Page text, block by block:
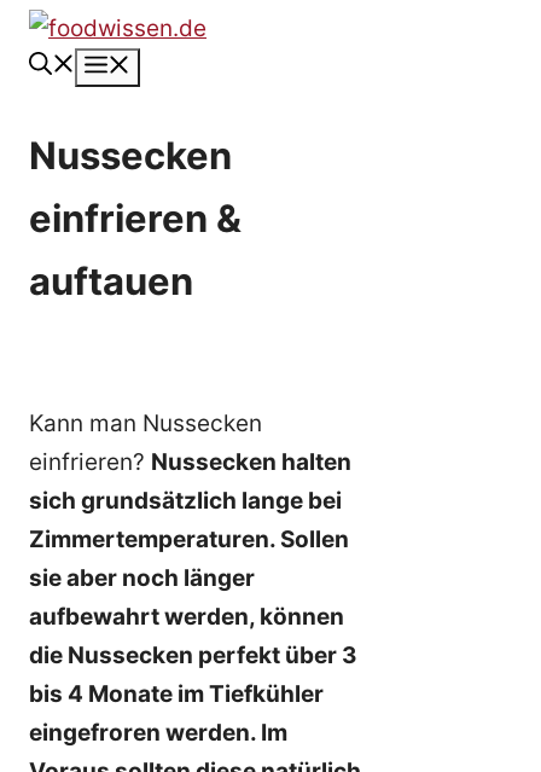
Zum
Inhalt
Nussecken
einfrieren &
auftauen
Kann man Nussecken
einfrieren? Nussecken halten
sich grundsätzlich lange bei
Zimmertemperaturen. Sollen
sie aber noch länger
aufbewahrt werden, können
die Nussecken perfekt über 3
bis 4 Monate im Tiefkühler
eingefroren werden. Im